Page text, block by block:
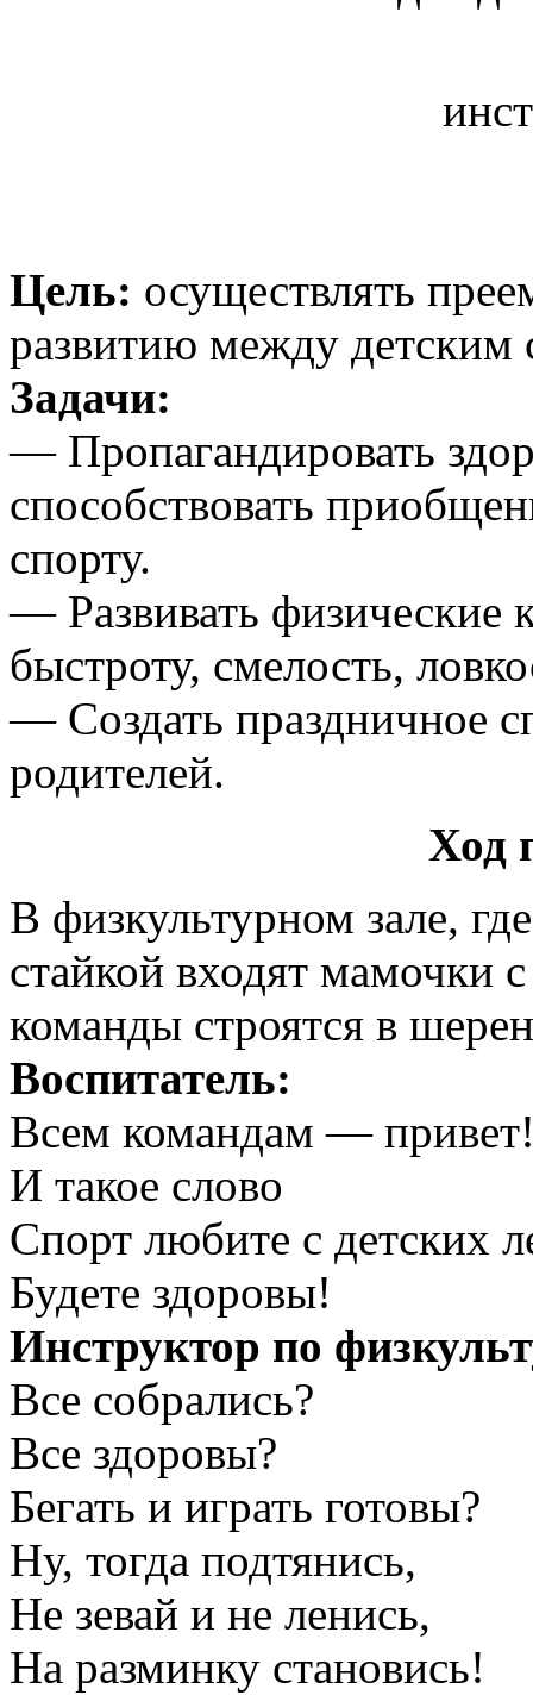
Цель: осуществлять
развитию между детским
Задачи:
— Пропагандировать
способствовать
спорту.
— Развивать физические
быстроту, смелость,
— Создать праздничное
родителей.
Ход
В физкультурном зале,
стайкой входят мамочки
команды строятся в
Воспитатель:
Всем командам —
И такое слово
Спорт любите с детских
Будете здоровы!
Инструктор по
Все собрались?
Все здоровы?
Бегать и играть готовы?
Ну, тогда подтянись,
Не зевай и не ленись,
На разминку становись!